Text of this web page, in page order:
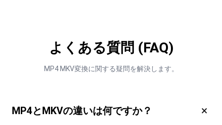
よくある質問 (FAQ)
MP4 MKV変換に関する疑問を解決します。
MP4とMKVの違いは何ですか？ ×